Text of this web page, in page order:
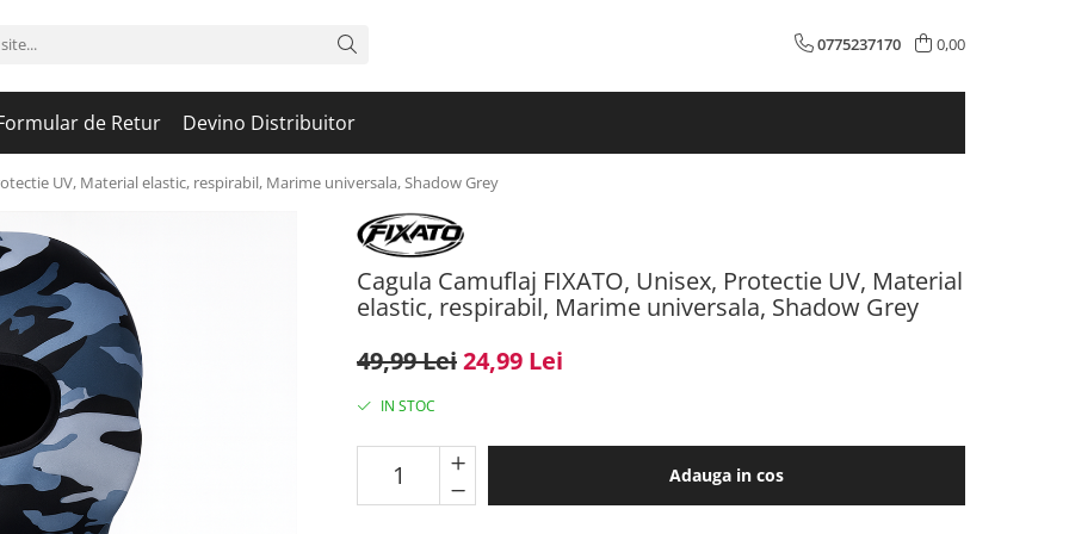
0775237170 0,00
de Retur Devino Distribuitor
UV, Material elastic, respirabil, Marime universala, Shadow Grey
Cagula Camuflaj FIXATO, Unisex, Protectie UV, Material
elastic, respirabil, Marime universala, Shadow Grey
49,99 Lei24,99 Lei
IN STOC
Adauga in cos